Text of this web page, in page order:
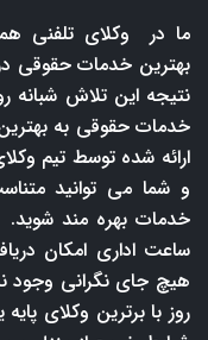
ما در وکلای تلفنی
بهترین خدمات حقوقی
نتیجه این تلاش شبانه
خدمات حقوقی به
ارائه شده توسط تیم
و شما می توانید
خدمات بهره مند شوید.
ساعت اداری امکان
هیچ جای نگرانی وجود
روز با برترین وکلای